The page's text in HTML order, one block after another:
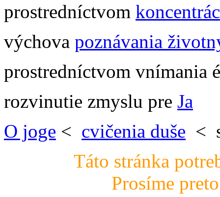
prostredníctvom
výchova poznávania
prostredníctvom vnímania
rozvinutie zmyslu pre Ja
O joge < cvičenia duše <
Táto stránka
Prosíme